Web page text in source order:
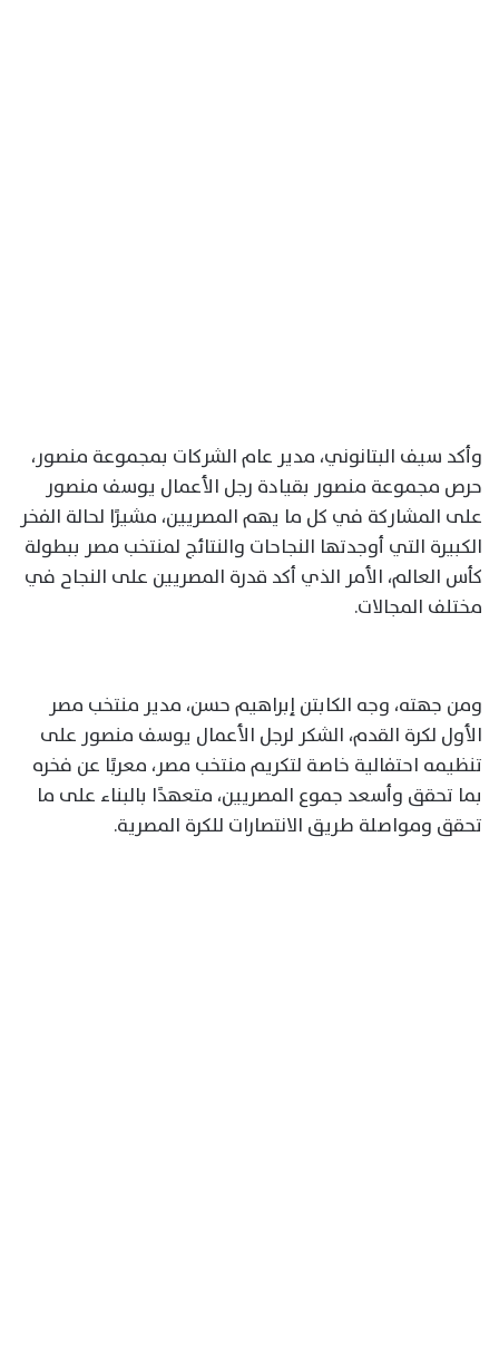
وأكد سيف البتانوني، مدير عام الشركات بمجموعة منصور،
حرص مجموعة منصور بقيادة رجل الأعمال يوسف منصور
على المشاركة في كل ما يهم المصريين، مشيرًا لحالة الفخر
الكبيرة التي أوجدتها النجاحات والنتائج لمنتخب مصر ببطولة
كأس العالم، الأمر الذي أكد قدرة المصريين على النجاح في
مختلف المجالات.
ومن جهته، وجه الكابتن إبراهيم حسن، مدير منتخب مصر
الأول لكرة القدم، الشكر لرجل الأعمال يوسف منصور على
تنظيمه احتفالية خاصة لتكريم منتخب مصر، معربًا عن فخره
بما تحقق وأسعد جموع المصريين، متعهدًا بالبناء على ما
تحقق ومواصلة طريق الانتصارات للكرة المصرية.